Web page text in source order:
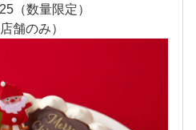
2019年7月
2019年5月
2019年4月
（数量限定）
舗のみ）